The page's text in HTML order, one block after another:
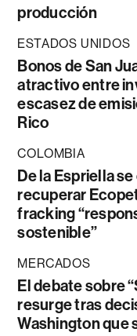
producción
ESTADOS UNIDOS
Bonos de San
atractivo entre
escasez de
Rico
COLOMBIA
De la Espriella
recuperar
fracking
sostenible”
MERCADOS
El debate sobre
resurge tras
Washington que